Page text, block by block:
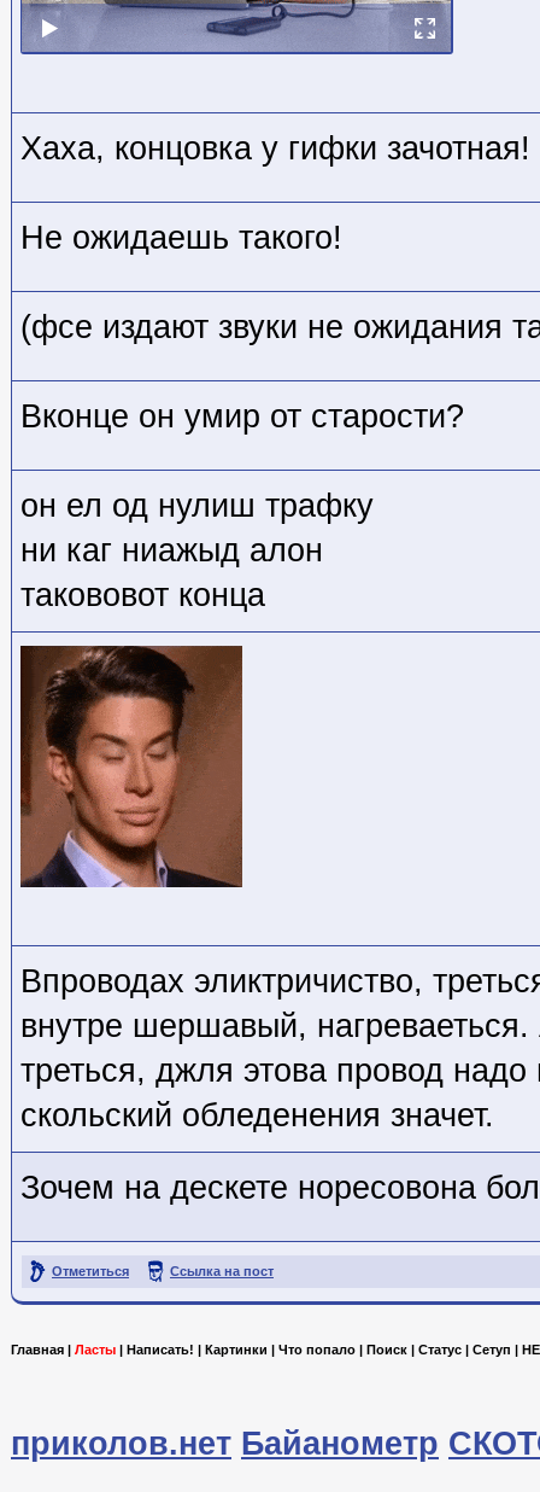
Хаха, концовка у гифки зачотная!
Не ожидаешь такого!
(фсе издают звуки не ожидания
Вконце он умир от старости?
он ел од нулиш трафку
ни каг ниажыд алон
такововот конца
Впроводах эликтричиство,
внутре шершавый, нагреваеться.
треться, джля этова провод
скольский обледенения значет.
Зочем на дескете норесовона
Отметиться Ссылка на пост
Главная | Ласты | Написать! | Картинки | Что попало | Поиск | Статус | Сетуп |
приколов.нет Байанометр